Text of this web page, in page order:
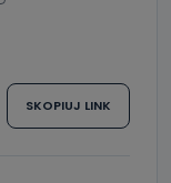
SKOPIUJ LINK